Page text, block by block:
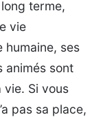
terme,
vie
humaine, ses
animés sont
vie. Si vous
pas sa place,